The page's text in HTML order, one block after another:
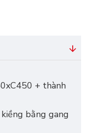
+ thành
bằng gang